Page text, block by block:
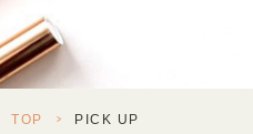
TOP > PICK UP